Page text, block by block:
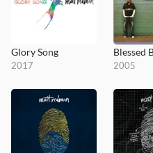
Glory Song
2017 2005